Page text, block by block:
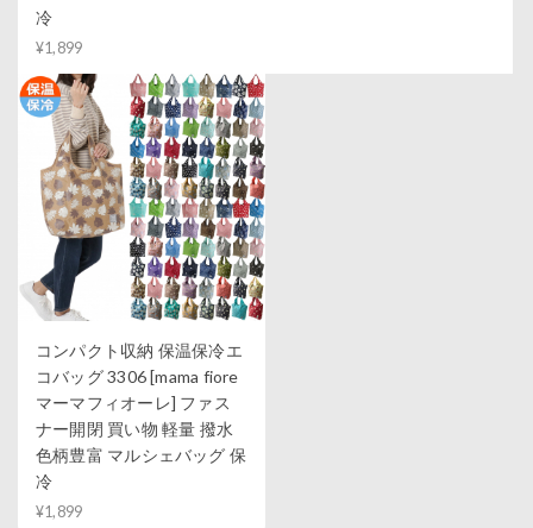
冷
¥1,899
コンパクト収納 保温保冷エ
コバッグ 3306 [mama fiore
マーマフィオーレ] ファス
ナー開閉 買い物 軽量 撥水
色柄豊富 マルシェバッグ 保
冷
¥1,899